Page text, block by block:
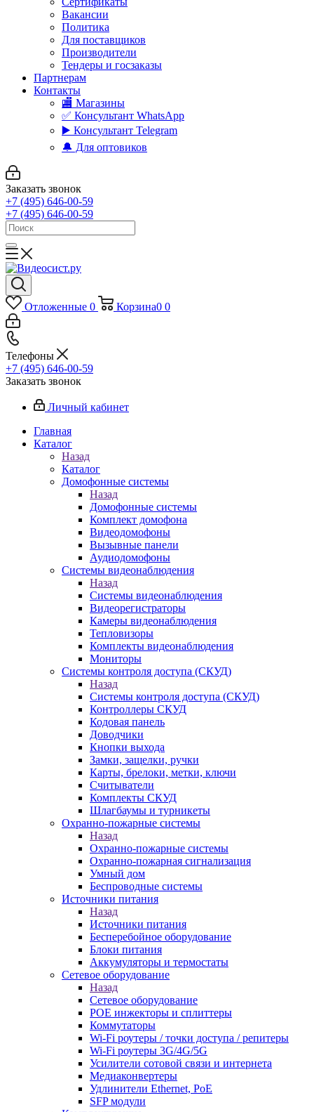
Вакансии
Политика
Для поставщиков
Производители
Тендеры и госзаказы
Партнерам
Контакты
🏬 Магазины
✅️ Консультант WhatsApp
▶️ Консультант Telegram
🔔 Для оптовиков
Заказать звонок
+7 (495) 646-00-59
+7 (495) 646-00-59
Отложенные 0 Корзина0 0
Телефоны
+7 (495) 646-00-59
Заказать звонок
Личный кабинет
Главная
Каталог
Назад
Каталог
Домофонные системы
Назад
Домофонные системы
Комплект домофона
Видеодомофоны
Вызывные панели
Аудиодомофоны
Системы видеонаблюдения
Назад
Системы видеонаблюдения
Видеорегистраторы
Камеры видеонаблюдения
Тепловизоры
Комплекты видеонаблюдения
Мониторы
Системы контроля доступа (СКУД)
Назад
Системы контроля доступа (СКУД)
Контроллеры СКУД
Кодовая панель
Доводчики
Кнопки выхода
Замки, защелки, ручки
Карты, брелоки, метки, ключи
Считыватели
Комплекты СКУД
Шлагбаумы и турникеты
Охранно-пожарные системы
Назад
Охранно-пожарные системы
Охранно-пожарная сигнализация
Умный дом
Беспроводные системы
Источники питания
Назад
Источники питания
Бесперебойное оборудование
Блоки питания
Аккумуляторы и термостаты
Сетевое оборудование
Назад
Сетевое оборудование
POE инжекторы и сплиттеры
Коммутаторы
Wi-Fi роутеры / точки доступа / репитеры
Wi-Fi роутеры 3G/4G/5G
Усилители сотовой связи и интернета
Медиаконвертеры
Удлинители Ethernet, PoE
SFP модули